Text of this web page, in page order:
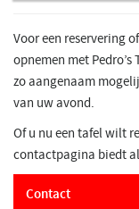
Voor een reservering
opnemen met
zo aangenaam
van uw avond.
Of u nu een tafel wilt
contactpagina biedt
Contact